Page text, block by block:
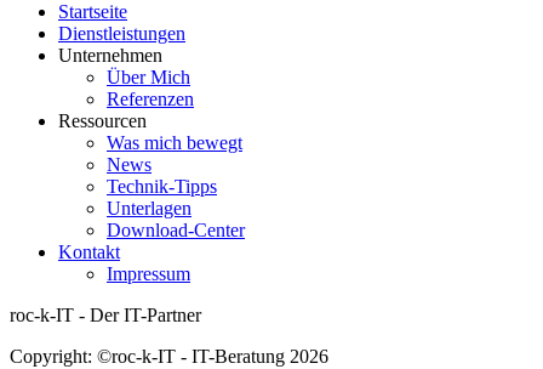
Startseite
Dienstleistungen
Unternehmen
Über Mich
Referenzen
Ressourcen
Was mich bewegt
News
Technik-Tipps
Unterlagen
Download-Center
Kontakt
Impressum
roc-k-IT - Der IT-Partner
Copyright: ©roc-k-IT - IT-Beratung 2026